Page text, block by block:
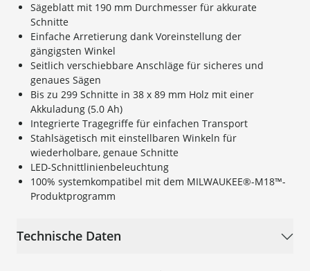
Sägeblatt mit 190 mm Durchmesser für akkurate
Schnitte
Einfache Arretierung dank Voreinstellung der
gängigsten Winkel
Seitlich verschiebbare Anschläge für sicheres und
genaues Sägen
Bis zu 299 Schnitte in 38 x 89 mm Holz mit einer
Akkuladung (5.0 Ah)
Integrierte Tragegriffe für einfachen Transport
Stahlsägetisch mit einstellbaren Winkeln für
wiederholbare, genaue Schnitte
LED-Schnittlinienbeleuchtung
100% systemkompatibel mit dem MILWAUKEE®-M18™-
Produktprogramm
Technische Daten